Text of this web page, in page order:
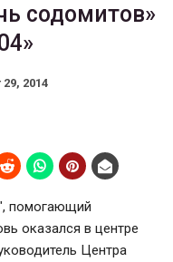
содомитов»
29, 2014
помогающий
оказался в центре
Центра